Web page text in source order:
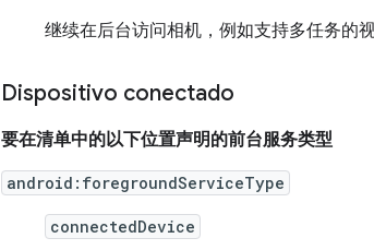
继续在后台访问相机，例如支持多任务的视
Dispositivo conectado
要在清单中的以下位置声明的前台服务类型
android:foregroundServiceType
connectedDevice